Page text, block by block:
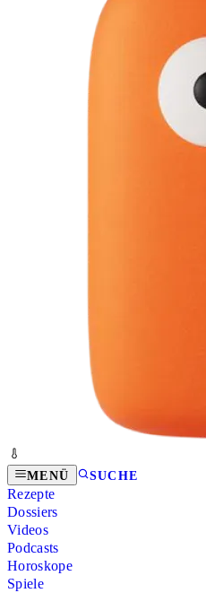
MENÜ SUCHE
Rezepte
Dossiers
Videos
Podcasts
Horoskope
Spiele